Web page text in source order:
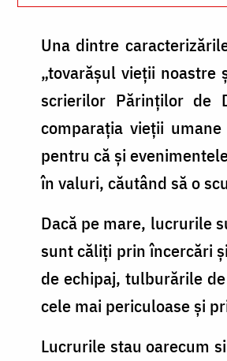
Una dintre
„tovarășul vieții noastre
scrierilor Părinților de
comparația vieții
pentru că și
în valuri, căutând să o
Dacă pe mare, lucrurile
sunt căliți prin încercări
de echipaj, tulburările
cele mai periculoase și
Lucrurile stau oarecum